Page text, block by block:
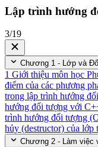
Lập trình hướng
3/19
Chương 1 - Lớp và
1 Giới thiệu môn học
điểm của các phương
trong lập trình hướng
hướng đối tượng với
trình hướng đối tượng
hủy (destructor) của lớp
Chương 2 - Làm